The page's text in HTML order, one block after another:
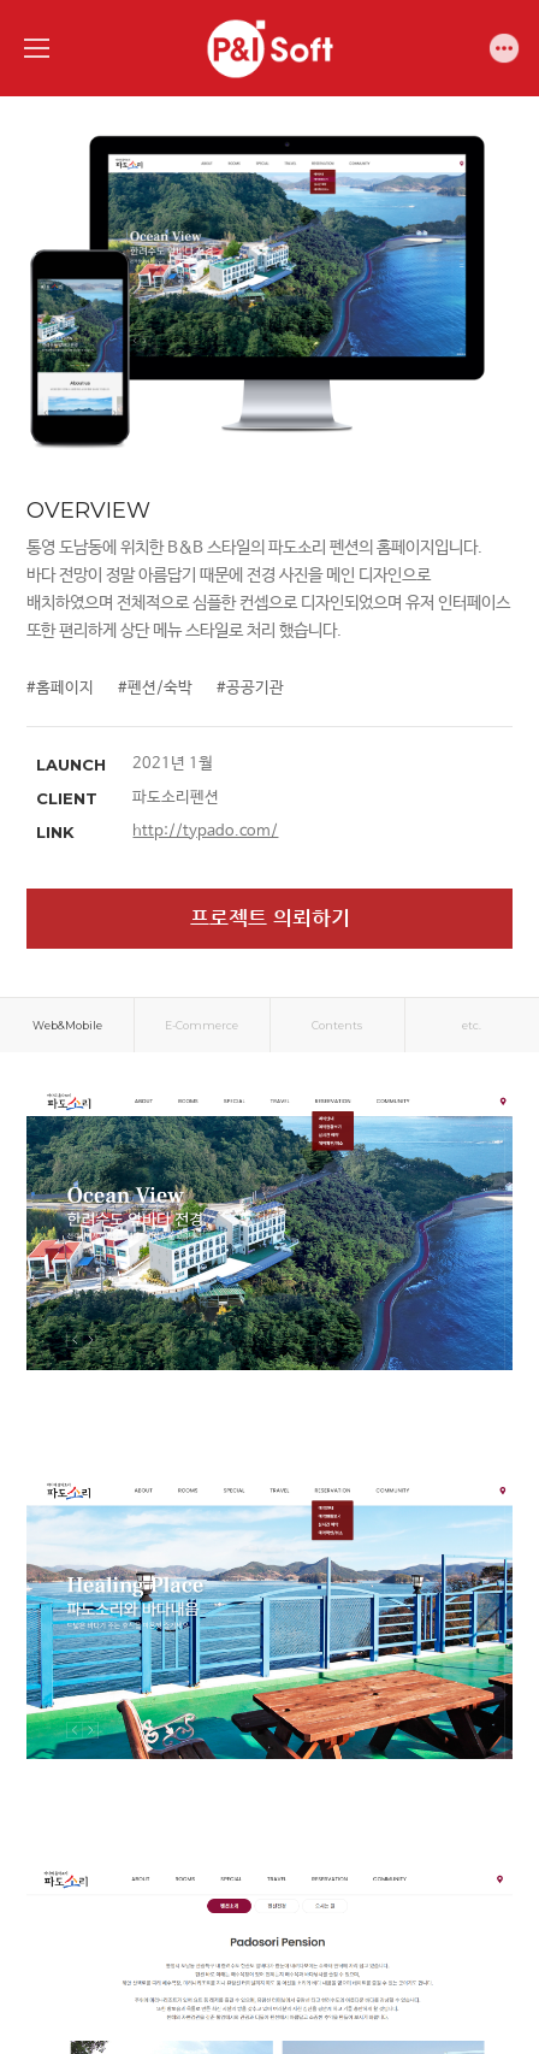
OVERVIEW
통영 도남동에 위치한 B&B 스타일의 파도소리 펜션의 홈페이지입니다.
바다 전망이 정말 아름답기 때문에 전경 사진을 메인 디자인으로
배치하였으며 전체적으로 심플한 컨셉으로 디자인되었으며 유저 인터페이스
또한 편리하게 상단 메뉴 스타일로 처리 했습니다.
#홈페이지 #펜션/숙박 #공공기관
LAUNCH 2021년 1월
CLIENT 파도소리펜션
LINK http://typado.com/
프로젝트 의뢰하기
Web&Mobile E-Commerce Contents etc.